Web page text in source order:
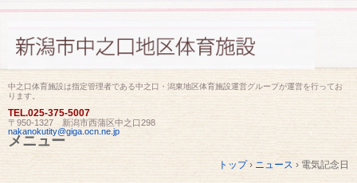
中之口体育施設は指定管理者である中之口・潟東地区体育施設運営グループが運営を行ってお
ります。
TEL.025-375-5007
〒950-1327 新潟市西蒲区中之口298
nakanokutity@giga.ocn.ne.jp
メニュー
トップ › ニュース › 電気記念日